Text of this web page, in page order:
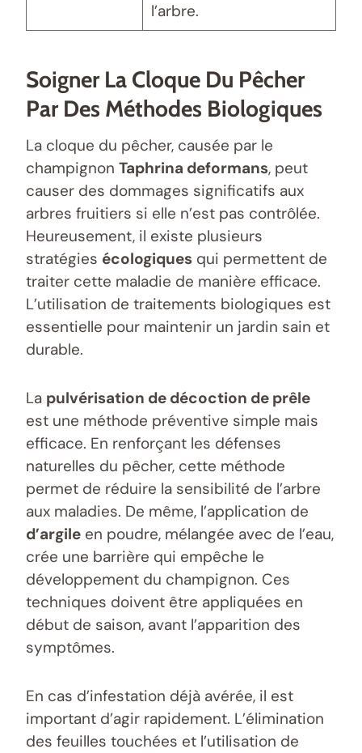
l’arbre.
Soigner La Cloque Du Pêcher
Par Des Méthodes Biologiques
La cloque du pêcher, causée par le
champignon Taphrina deformans, peut
causer des dommages significatifs aux
arbres fruitiers si elle n’est pas contrôlée.
Heureusement, il existe plusieurs
stratégies écologiques qui permettent de
traiter cette maladie de manière efficace.
L’utilisation de traitements biologiques est
essentielle pour maintenir un jardin sain et
durable.
La pulvérisation de décoction de prêle
est une méthode préventive simple mais
efficace. En renforçant les défenses
naturelles du pêcher, cette méthode
permet de réduire la sensibilité de l’arbre
aux maladies. De même, l’application de
d’argile en poudre, mélangée avec de l’eau,
crée une barrière qui empêche le
développement du champignon. Ces
techniques doivent être appliquées en
début de saison, avant l’apparition des
symptômes.
En cas d’infestation déjà avérée, il est
important d’agir rapidement. L’élimination
des feuilles touchées et l’utilisation de